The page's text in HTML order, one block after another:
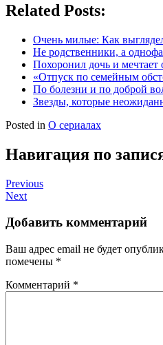
Related Posts:
Очень милые: Как
Не родственники, а
Похоронил дочь и
«Отпуск по семейным
По болезни и по доброй
Звезды, которые
Posted in О сериалах
Навигация по
Previous
Next
Добавить комментарий
Ваш адрес email не будет
помечены *
Комментарий *